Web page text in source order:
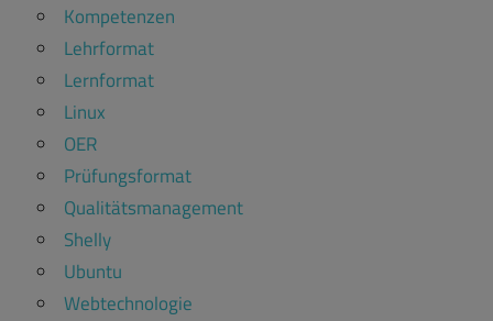
Kompetenzen
Lehrformat
Lernformat
Linux
OER
Prüfungsformat
Qualitätsmanagement
Shelly
Ubuntu
Webtechnologie